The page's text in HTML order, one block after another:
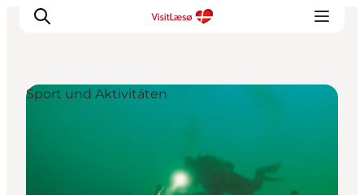
Sport und Aktivitäten